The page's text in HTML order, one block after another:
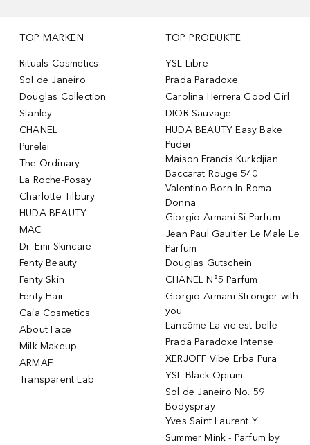
TOP MARKEN
Rituals Cosmetics
Sol de Janeiro
Douglas Collection
Stanley
CHANEL
Purelei
The Ordinary
La Roche-Posay
Charlotte Tilbury
HUDA BEAUTY
MAC
Dr. Emi Skincare
Fenty Beauty
Fenty Skin
Fenty Hair
Caia Cosmetics
About Face
Milk Makeup
ARMAF
Transparent Lab
TOP PRODUKTE
YSL Libre
Prada Paradoxe
Carolina Herrera Good Girl
DIOR Sauvage
HUDA BEAUTY Easy Bake
Puder
Maison Francis Kurkdjian
Baccarat Rouge 540
Valentino Born In Roma
Donna
Giorgio Armani Si Parfum
Jean Paul Gaultier Le Male Le
Parfum
Douglas Gutschein
CHANEL N°5 Parfum
Giorgio Armani Stronger with
you
Lancôme La vie est belle
Prada Paradoxe Intense
XERJOFF Vibe Erba Pura
YSL Black Opium
Sol de Janeiro No. 59
Bodyspray
Yves Saint Laurent Y
Summer Mink - Parfum by